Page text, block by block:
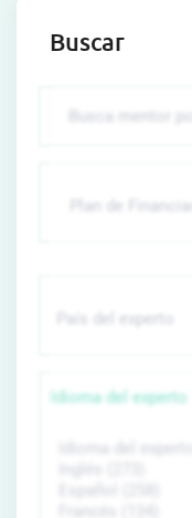
Buscar
Idioma del experto